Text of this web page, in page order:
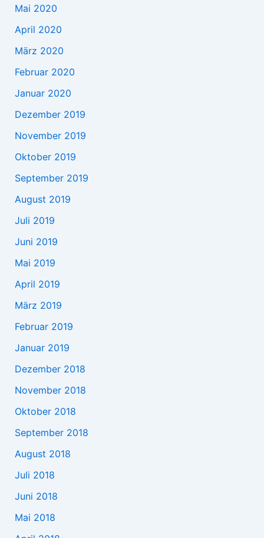
Mai 2020
April 2020
März 2020
Februar 2020
Januar 2020
Dezember 2019
November 2019
Oktober 2019
September 2019
August 2019
Juli 2019
Juni 2019
Mai 2019
April 2019
März 2019
Februar 2019
Januar 2019
Dezember 2018
November 2018
Oktober 2018
September 2018
August 2018
Juli 2018
Juni 2018
Mai 2018